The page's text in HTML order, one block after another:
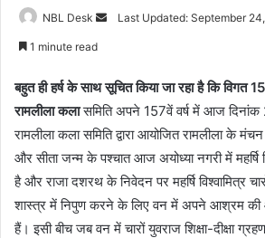
NBL Desk
SendLast Updated: September
1 minute read
बहुत ही हर्ष के साथ सूचित किया जा रहा है कि विगत
रामलीला कलासमिति अपने 157वें वर्ष में आज
रामलीला कला समिति द्वारा आयोजित रामलीला के
और सीता जन्म के पश्चात आज अयोध्या नगरी में महर्षि
है और राजा दशरथ के निवेदन पर महर्षि विश्वामित्र
शास्त्र में निपुण करने के लिए वन में अपने आश्रम
हैं। इसी बीच जब वन में चारों युवराज शिक्षा-दीक्षा